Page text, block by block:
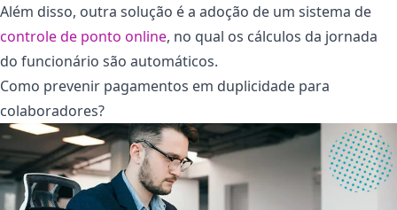
Além disso, outra solução é a adoção de um sistema de
controle de ponto online, no qual os cálculos da jornada
do funcionário são automáticos.
Como prevenir pagamentos em duplicidade para
colaboradores?